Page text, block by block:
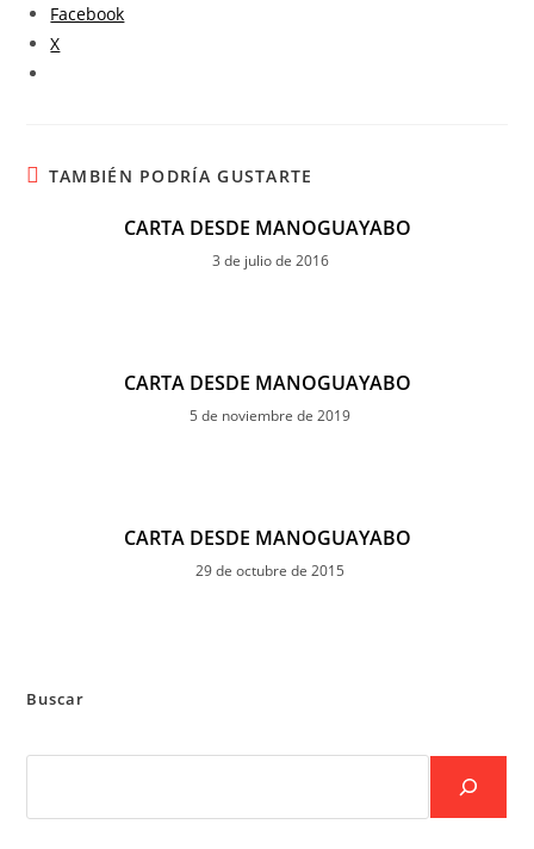
Facebook
X
TAMBIÉN PODRÍA GUSTARTE
CARTA DESDE MANOGUAYABO
3 de julio de 2016
CARTA DESDE MANOGUAYABO
5 de noviembre de 2019
CARTA DESDE MANOGUAYABO
29 de octubre de 2015
Buscar